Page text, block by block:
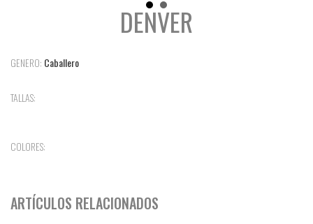
DENVER
GENERO: Caballero
TALLAS:
COLORES:
ARTÍCULOS RELACIONADOS